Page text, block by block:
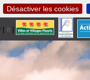
Désactiver les cookies
| it |nl